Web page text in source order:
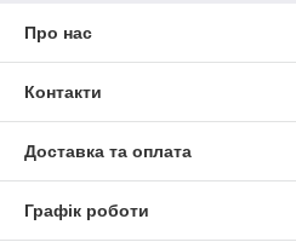
Про нас
Контакти
Доставка та оплата
Графік роботи